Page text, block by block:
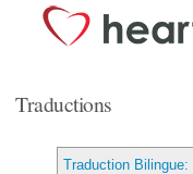
Traductions
Traduction Bilingue: